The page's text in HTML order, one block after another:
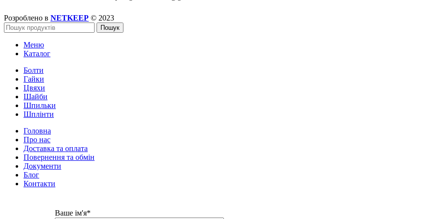
Розроблено в NETKEEP © 2023
Пошук
Меню
Каталог
Болти
Гайки
Цвяхи
Шайби
Шпильки
Шплінти
Головна
Про нас
Доставка та оплата
Повернення та обмін
Документи
Блог
Контакти
Ваше ім'я*